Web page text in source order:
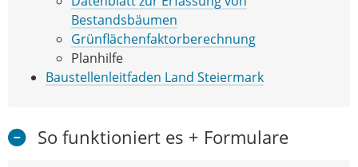
Bestandsbäumen
Grünflächenfaktorberechnung
Planhilfe
Baustellenleitfaden Land Steiermark
So funktioniert es + Formulare